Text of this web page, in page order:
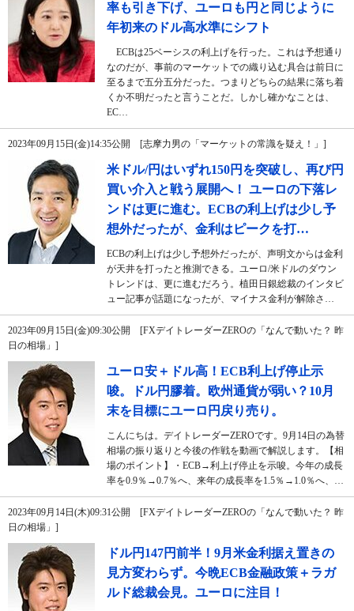
率も引き下げ、ユーロも円と同じように
年初来のドル高水準にシフト
ECBは25ベーシスの利上げを行った。これは予想通り
なのだが、事前のマーケットでの織り込む具合は前日に
至るまで五分五分だった。つまりどちらの結果に落ち着
くか不明だったと言うことだ。しかし確かなことは、
EC…
2023年09月15日(金)14:35公開 [志摩力男の「マーケットの常識を疑え！」]
米ドル/円はいずれ150円を突破し、再び円
買い介入と戦う展開へ！ ユーロの下落レ
ンドは更に進む。ECBの利上げは少し予
想外だったが、金利はピークを打…
ECBの利上げは少し予想外だったが、声明文からは金利
が天井を打ったと推測できる。ユーロ/米ドルのダウン
トレンドは、更に進むだろう。植田日銀総裁のインタビ
ュー記事が話題になったが、マイナス金利が解除さ…
2023年09月15日(金)09:30公開 [FXデイトレーダーZEROの「なんで動いた？ 昨
日の相場」]
ユーロ安＋ドル高！ECB利上げ停止示
唆。ドル円膠着。欧州通貨が弱い？10月
末を目標にユーロ円戻り売り。
こんにちは。デイトレーダーZEROです。9月14日の為替
相場の振り返りと今後の作戦を動画で解説します。【相
場のポイント】・ECB→利上げ停止を示唆。今年の成長
率を0.9％→0.7％へ、来年の成長率を1.5％→1.0％へ、…
2023年09月14日(木)09:31公開 [FXデイトレーダーZEROの「なんで動いた？ 昨
日の相場」]
ドル円147円前半！9月米金利据え置きの
見方変わらず。今晩ECB金融政策＋ラガ
ルド総裁会見。ユーロに注目！